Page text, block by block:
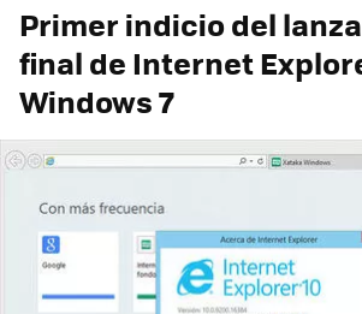
Primer indicio del
final de Internet
Windows 7